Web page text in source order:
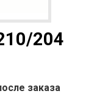
204
заказа